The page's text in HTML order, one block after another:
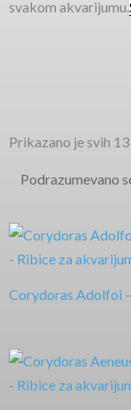
svakom akvarijumu.
Prikazano je svih
Corydoras Adolfoi